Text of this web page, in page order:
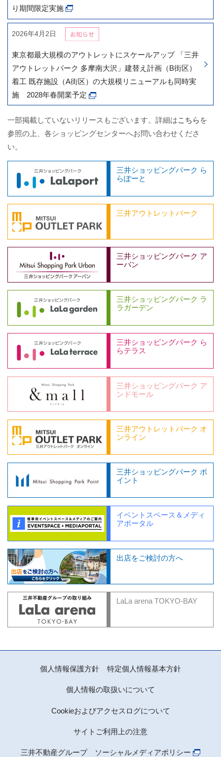
り期間限定実施
2026年4月2日
東京都最大規模のアウトレットにスケールアップ 「三井
アウトレットパーク 多摩南大沢」建替え計画（B街区）
着工 既存施設（A街区）の大規模リニューアルも同時実
施 2028年春開業予定
一部掲載していないリリースもございます。詳細はこちら を
参照の上、各ショッピングセンターへお問い合わせくださ
い。
三井ショッピングパーク ら
らぽーと
三井アウトレットパーク
三井ショッピングパーク ア
ーバン
三井ショッピングパーク ラ
ラガーデン
三井ショッピングパーク ら
らテラス
三井ショッピングパーク ア
ンドモール
三井アウトレットパーク オ
ンライン
三井ショッピングパーク ポ
イント
イベントスペース＆メディ
アポータル
出店をご検討の方へ
LaLa arena TOKYO-BAY
個人情報保護方針 特定個人情報基本方針
個人情報の取扱いについて
Cookieおよびアクセスログについて
サイトご利用上の注意
三井不動産グループ ソーシャルメディアポリシー